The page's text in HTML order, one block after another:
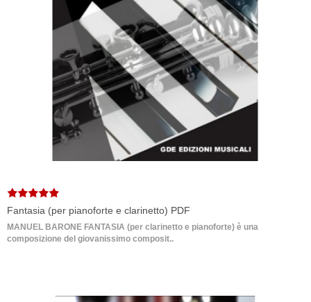
Fantasia (per pianoforte e clarinetto) PDF
MANUEL BARONE FANTASIA (per clarinetto e pianoforte) è una
composizione del giovanissimo composit..